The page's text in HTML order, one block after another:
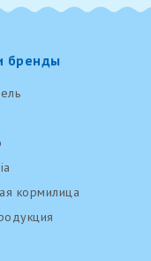
бренды
кормилица